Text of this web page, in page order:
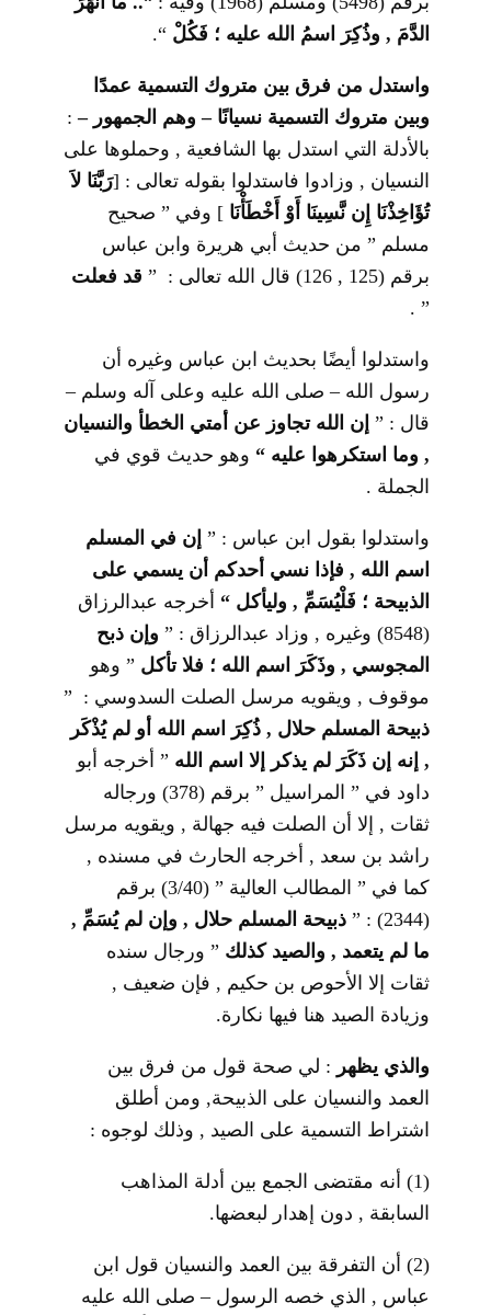
الدَّمَ , وذُكِرَ اسمُ الله عليه ؛ فَكُلْ “.
واستدل من فرق بين متروك التسمية عمدًا
وبين متروك التسمية نسيانًا – وهم الجمهور –:
بالأدلة التي استدل بها الشافعية , وحملوها على
النسيان , وزادوا فاستدلوا بقوله تعالى : ]رَبَّنَا لاَ
تُؤَاخِذْنَا إِن نَّسِينَا أَوْ أَخْطَأْنَا [ وفي ” صحيح
مسلم ” من حديث أبي هريرة وابن عباس
برقم (125 , 126) قال الله تعالى : ”
قد فعلت
” .
واستدلوا أيضًا بحديث ابن عباس وغيره أن
رسول الله – صلى الله عليه وعلى آله وسلم –
قال : ” إن الله تجاوز عن أمتي الخطأ والنسيان
, وما استكرهوا عليه “ وهو حديث قوي في
الجملة .
واستدلوا بقول ابن عباس : ” إن في المسلم
اسم الله , فإذا نسي أحدكم أن يسمي على
الذبيحة ؛ فَلْيُسَمِّ , وليأكل “ أخرجه عبدالرزاق
(8548) وغيره , وزاد عبدالرزاق : ”
وإن ذبح
المجوسي , وذَكَرَ اسم الله ؛ فلا تأكل ” وهو
موقوف , ويقويه مرسل الصلت السدوسي : ”
ذبيحة المسلم حلال , ذُكِرَ اسم الله أو لم يُذْكَر
, إنه إن ذَكَرَ لم يذكر إلا اسم الله ” أخرجه أبو
داود في ” المراسيل ” برقم (378) ورجاله
ثقات , إلا أن الصلت فيه جهالة , ويقويه مرسل
راشد بن سعد , أخرجه الحارث في مسنده ,
كما في ” المطالب العالية ” (3/40) برقم
(2344) : ”
ذبيحة المسلم حلال , وإن لم يُسَمِّ ,
ما لم يتعمد , والصيد كذلك ” ورجال سنده
ثقات إلا الأحوص بن حكيم , فإن ضعيف ,
وزيادة الصيد هنا فيها نكارة.
والذي يظهر : لي صحة قول من فرق بين
العمد والنسيان على الذبيحة, ومن أطلق
اشتراط التسمية على الصيد , وذلك لوجوه :
(1) أنه مقتضى الجمع بين أدلة المذاهب
السابقة , دون إهدار لبعضها.
(2) أن التفرقة بين العمد والنسيان قول ابن
عباس , الذي خصه الرسول – صلى الله عليه